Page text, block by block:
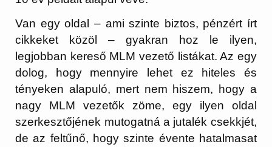
Van egy oldal – ami szinte biztos, pénzért írt
cikkeket közöl – gyakran hoz le ilyen,
legjobban kereső MLM vezető listákat. Az egy
dolog, hogy mennyire lehet ez hiteles és
tényeken alapuló, mert nem hiszem, hogy a
nagy MLM vezetők zöme, egy ilyen oldal
szerkesztőjének mutogatná a jutalék csekkjét,
de az feltűnő, hogy szinte évente hatalmasat